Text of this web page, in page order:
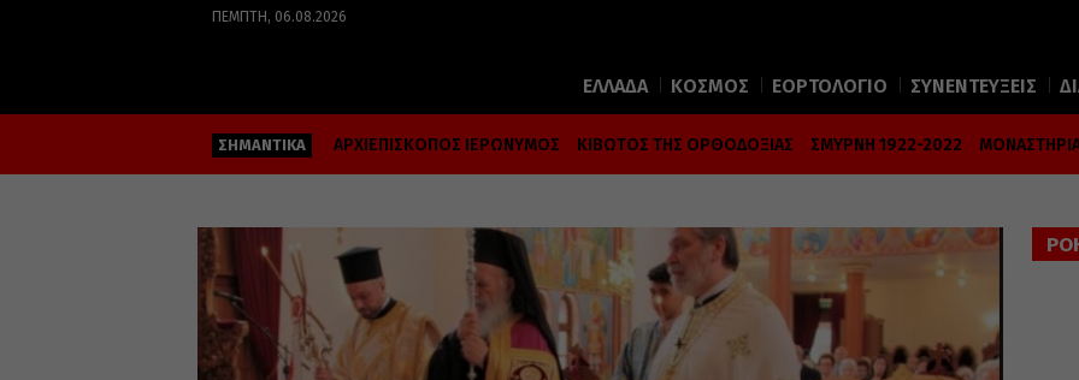
ΠΈΜΠΤΗ, 06.08.2026
ΕΛΛΑΔΑ ΚΟΣΜΟΣ ΕΟΡΤΟΛΟΓΙΟ ΣΥΝΕΝΤΕΥΞΕΙΣ
ΣΗΜΑΝΤΙΚΑ ΑΡΧΙΕΠΙΣΚΟΠΟΣ ΙΕΡΩΝΥΜΟΣ ΚΙΒΩΤΟΣ ΤΗΣ ΟΡΘΟΔΟΞΙΑΣ ΣΜΥΡΝΗ 1922-2022